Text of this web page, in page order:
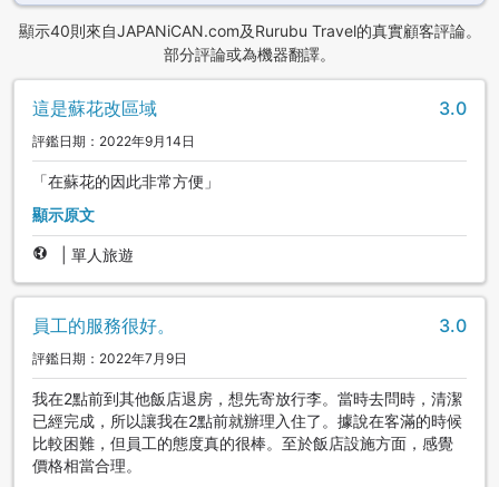
顯示40則來自JAPANiCAN.com及Rurubu Travel的真實顧客評論。
部分評論或為機器翻譯。
這是蘇花改區域 3.0
評鑑日期：2022年9月14日
「在蘇花的因此非常方便」
顯示原文
單人旅遊
員工的服務很好。 3.0
評鑑日期：2022年7月9日
我在2點前到其他飯店退房，想先寄放行李。當時去問時，清潔
已經完成，所以讓我在2點前就辦理入住了。據說在客滿的時候
比較困難，但員工的態度真的很棒。至於飯店設施方面，感覺
價格相當合理。